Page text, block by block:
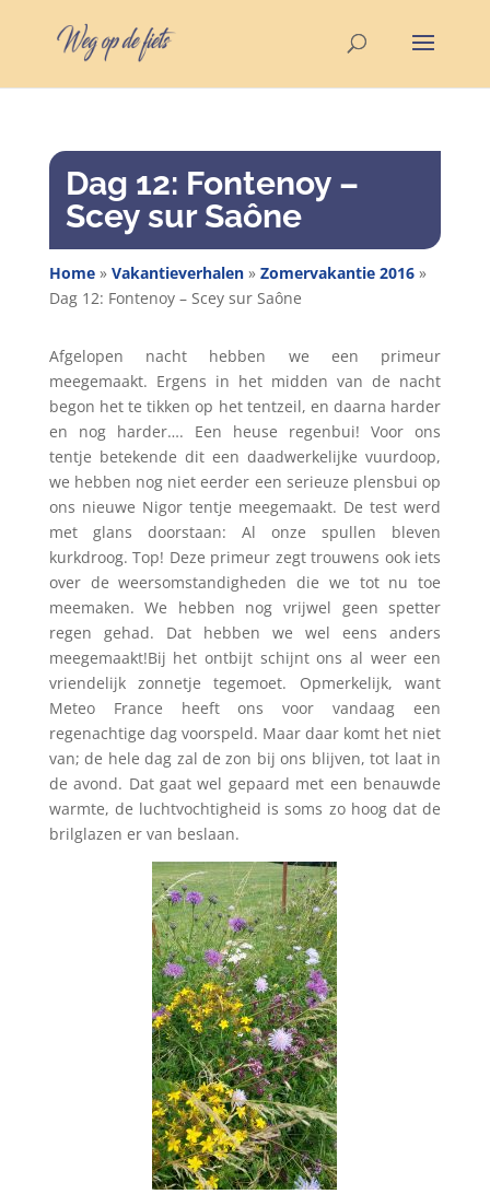
Dag 12: Fontenoy –
Scey sur Saône
Home» Vakantieverhalen» Zomervakantie 2016»
Dag 12: Fontenoy – Scey sur Saône
Afgelopen nacht hebben we een primeur
meegemaakt. Ergens in het midden van de nacht
begon het te tikken op het tentzeil, en daarna harder
en nog harder…. Een heuse regenbui! Voor ons
tentje betekende dit een daadwerkelijke vuurdoop,
we hebben nog niet eerder een serieuze plensbui op
ons nieuwe Nigor tentje meegemaakt. De test werd
met glans doorstaan: Al onze spullen bleven
kurkdroog. Top! Deze primeur zegt trouwens ook iets
over de weersomstandigheden die we tot nu toe
meemaken. We hebben nog vrijwel geen spetter
regen gehad. Dat hebben we wel eens anders
meegemaakt!Bij het ontbijt schijnt ons al weer een
vriendelijk zonnetje tegemoet. Opmerkelijk, want
Meteo France heeft ons voor vandaag een
regenachtige dag voorspeld. Maar daar komt het niet
van; de hele dag zal de zon bij ons blijven, tot laat in
de avond. Dat gaat wel gepaard met een benauwde
warmte, de luchtvochtigheid is soms zo hoog dat de
brilglazen er van beslaan.